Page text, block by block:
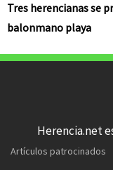
Tres herencianas se
balonmano playa
Herencia.net
Artículos patrocinados